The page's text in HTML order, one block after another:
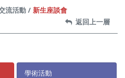
流活動
新生座談會
返回上一層
學術活動